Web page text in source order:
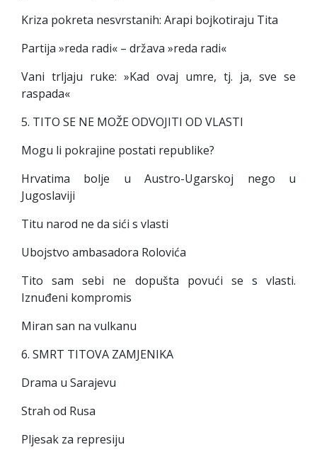
Kriza pokreta nesvrstanih: Arapi bojkotiraju Tita
Partija »reda radi« – država »reda radi«
Vani trljaju ruke: »Kad ovaj umre, tj. ja, sve se
raspada«
5. TITO SE NE MOŽE ODVOJITI OD VLASTI
Mogu li pokrajine postati republike?
Hrvatima bolje u Austro-Ugarskoj nego u
Jugoslaviji
Titu narod ne da sići s vlasti
Ubojstvo ambasadora Rolovića
Tito sam sebi ne dopušta povući se s vlasti.
Iznuđeni kompromis
Miran san na vulkanu
6. SMRT TITOVA ZAMJENIKA
Drama u Sarajevu
Strah od Rusa
Pljesak za represiju